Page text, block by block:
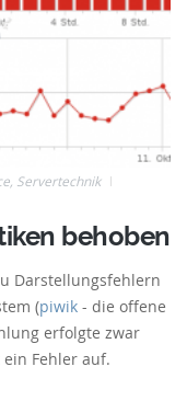
Servertechnik
behoben
Darstellungsfehlern
(piwik - die offene
erfolgte zwar
Fehler auf.